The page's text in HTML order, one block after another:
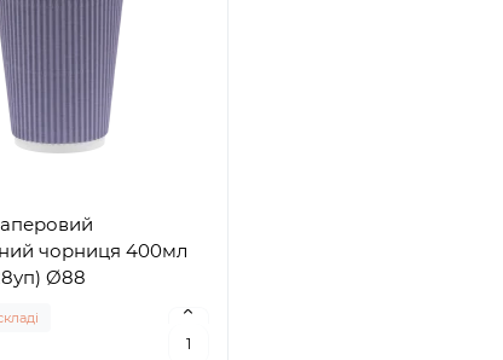
чорниця 400мл
Ø88